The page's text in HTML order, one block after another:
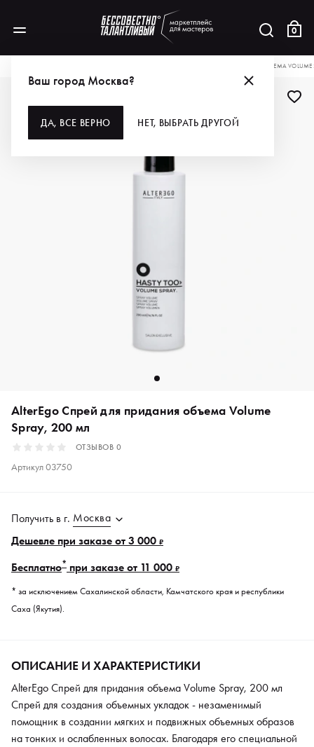
0
Ваш город Москва?
ДА, ВСЕ ВЕРНО НЕТ, ВЫБРАТЬ ДРУГОЙ
ALTEREGO СПРЕЙ ДЛЯ ПРИДАНИЯ ОБЪЕМА VOLUME
AlterEgo Спрей для придания объема Volume
Spray, 200 мл
ОТЗЫВОВ 0
Артикул03750
Получить в г. Москва
Дешевле при заказе от 3 000 ₽
Бесплатно* при заказе от 11 000 ₽
* за исключением Сахалинской области, Камчатского края и республики
Саха (Якутия).
ОПИСАНИЕ И ХАРАКТЕРИСТИКИ
AlterEgo Спрей для придания объема Volume Spray, 200 мл
Спрей для создания объемных укладок - незаменимый
помощник в создании мягких и подвижных объемных образов
на тонких и ослабленных волосах. Благодаря его специальной